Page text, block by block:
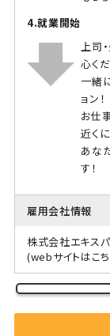
4.就業開始
上司
心く
一緒
ョン！
お仕
近く
あな
す！
雇用会社情報
株式会社エキス
(webサイトはこ